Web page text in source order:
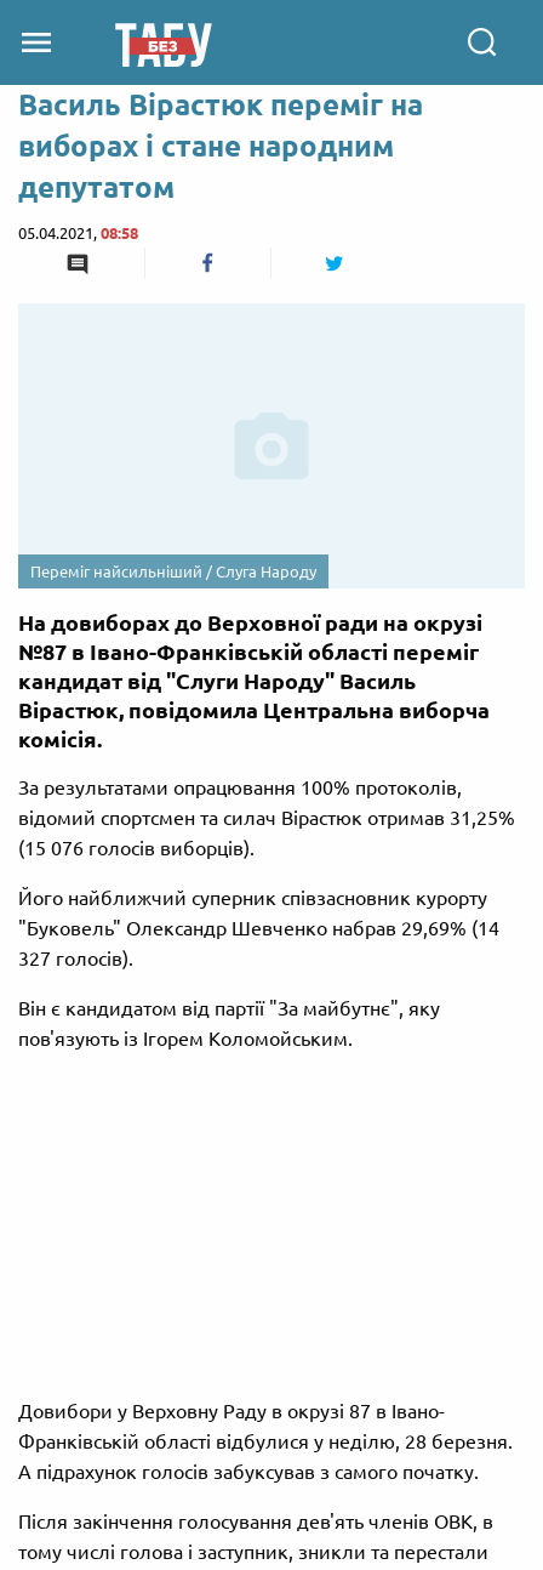
Василь Вірастюк переміг на
виборах і стане народним
депутатом
05.04.2021, 08:58
Переміг найсильніший / Слуга Народу
На довиборах до Верховної ради на окрузі
№87 в Івано-Франківській області переміг
кандидат від "Слуги Народу" Василь
Вірастюк, повідомила Центральна виборча
комісія.
За результатами опрацювання 100% протоколів,
відомий спортсмен та силач Вірастюк отримав 31,25%
(15 076 голосів виборців).
Його найближчий суперник співзасновник курорту
"Буковель" Олександр Шевченко набрав 29,69% (14
327 голосів).
Він є кандидатом від партії "За майбутнє", яку
пов'язують із Ігорем Коломойським.
Довибори у Верховну Раду в окрузі 87 в Івано-
Франківській області відбулися у неділю, 28 березня.
А підрахунок голосів забуксував з самого початку.
Після закінчення голосування дев'ять членів ОВК, в
тому числі голова і заступник, зникли та перестали